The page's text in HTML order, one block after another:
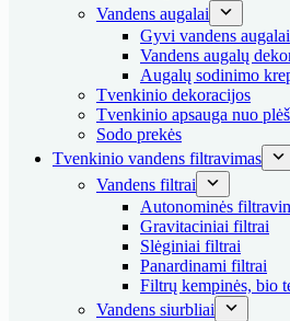
Vandens augalai
Gyvi vandens augalai
Vandens augalų
Augalų sodinimo
Tvenkinio dekoracijos
Tvenkinio apsauga nuo
Sodo prekės
Tvenkinio vandens filtravimas
Vandens filtrai
Autonominės
Gravitaciniai filtrai
Slėginiai filtrai
Panardinami filtrai
Filtrų kempinės, bio
Vandens siurbliai